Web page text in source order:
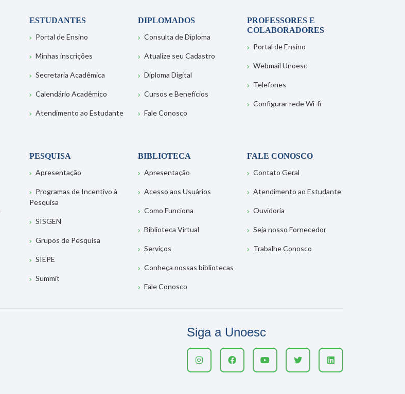
ESTUDANTES
Portal de Ensino
Minhas inscrições
Secretaria Acadêmica
Calendário Acadêmico
Atendimento ao Estudante
DIPLOMADOS
Consulta de Diploma
Atualize seu Cadastro
Diploma Digital
Cursos e Benefícios
Fale Conosco
PROFESSORES E
COLABORADORES
Portal de Ensino
Webmail Unoesc
Telefones
Configurar rede Wi-fi
PESQUISA
Apresentação
Programas de Incentivo à
Pesquisa
SISGEN
Grupos de Pesquisa
SIEPE
Summit
BIBLIOTECA
Apresentação
Acesso aos Usuários
Como Funciona
Biblioteca Virtual
Serviços
Conheça nossas bibliotecas
Fale Conosco
FALE CONOSCO
Contato Geral
Atendimento ao Estudante
Ouvidoria
Seja nosso Fornecedor
Trabalhe Conosco
Siga a Unoesc